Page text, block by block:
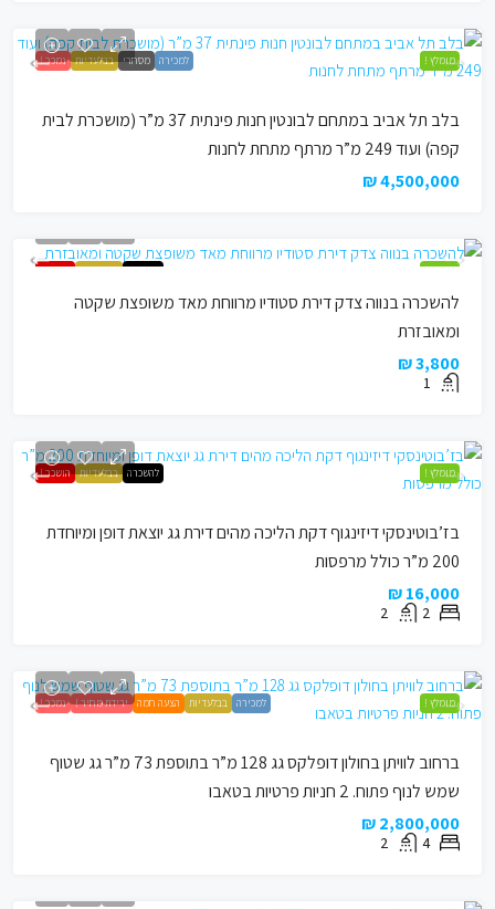
מומלץ ! למכירה מסחרי בבלעדיות נמכר !
בלב תל אביב במתחם לבונטין חנות פינתית 37 מ”ר (מושכרת לבית
קפה) ועוד 249 מ”ר מרתף מתחת לחנות
4,500,000 ₪
מומלץ ! להשכרה בבלעדיות הושכר !
להשכרה בנווה צדק דירת סטודיו מרווחת מאד משופצת שקטה
ומאובזרת
3,800 ₪
1
מומלץ ! להשכרה בבלעדיות הושכר !
בז’בוטינסקי דיזינגוף דקת הליכה מהים דירת גג יוצאת דופן ומיוחדת
200 מ”ר כולל מרפסות
16,000 ₪
2
2
מומלץ ! למכירה בבלעדיות הצעה חמה ירידת מחיר ! נמכר !
ברחוב לוויתן בחולון דופלקס גג 128 מ”ר בתוספת 73 מ”ר גג שטוף
שמש לנוף פתוח. 2 חניות פרטיות בטאבו
2,800,000 ₪
4
2